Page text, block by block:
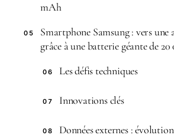
mAh
05
Smartphone Samsung : vers
grâce à une batterie géante de
06 Les défis techniques
07 Innovations clés
08
Données externes :